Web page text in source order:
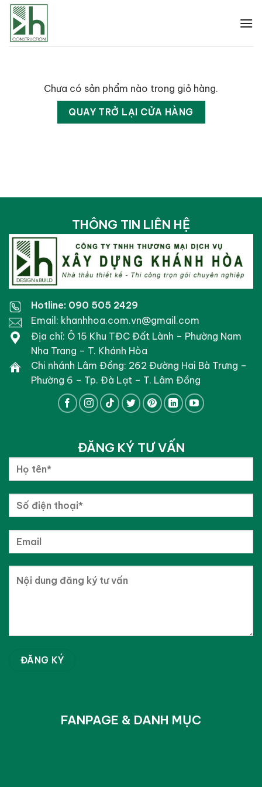
Bỏ
qua
nội
Chưa có sản phẩm nào trong giỏ hàng.
QUAY TRỞ LẠI CỬA HÀNG
THÔNG TIN LIÊN HỆ
Hotline: 090 505 2429
Email: khanhhoa.com.vn@gmail.com
Địa chỉ: Ô 15 Khu TĐC Đất Lành – Phường Nam
Nha Trang – T. Khánh Hòa
Chi nhánh Lâm Đồng: 262 Đường Hai Bà Trưng –
Phường 6 – Tp. Đà Lạt – T. Lâm Đồng
ĐĂNG KÝ TƯ VẤN
FANPAGE & DANH MỤC